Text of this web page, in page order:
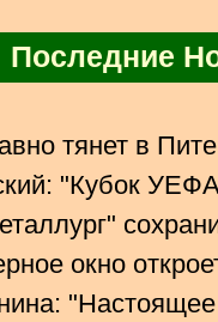
Последние
тянет в
"Кубок
окно
"Настоящее